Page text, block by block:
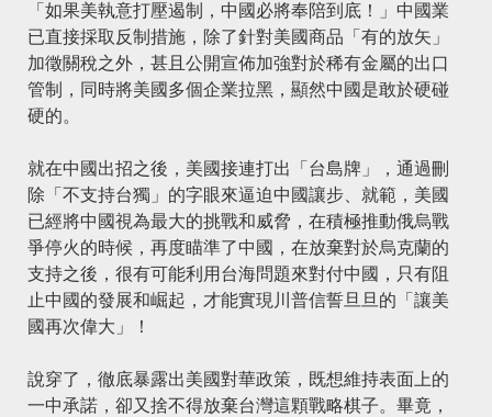
「如果美執意打壓遏制，中國必將奉陪到底！」中國業
已直接採取反制措施，除了針對美國商品「有的放矢」
加徵關稅之外，甚且公開宣佈加強對於稀有金屬的出口
管制，同時將美國多個企業拉黑，顯然中國是敢於硬碰
硬的。
就在中國出招之後，美國接連打出「台島牌」，通過刪
除「不支持台獨」的字眼來逼迫中國讓步、就範，美國
已經將中國視為最大的挑戰和威脅，在積極推動俄烏戰
爭停火的時候，再度瞄準了中國，在放棄對於烏克蘭的
支持之後，很有可能利用台海問題來對付中國，只有阻
止中國的發展和崛起，才能實現川普信誓旦旦的「讓美
國再次偉大」！
說穿了，徹底暴露出美國對華政策，既想維持表面上的
一中承諾，卻又捨不得放棄台灣這顆戰略棋子。畢竟，